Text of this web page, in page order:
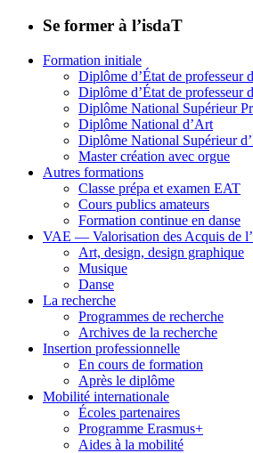
Se former à l’isdaT
Formation initiale
Diplôme d’État de professeur
Diplôme d’État de professeur
Diplôme National Supérieur
Diplôme National d’Art
Diplôme National Supérieur
Master création avec orgue
Autres formations
Classe prépa et examen EAT
Cours publics amateurs
Formation continue en danse
VAE — Valorisation des Acquis de
Art, design, design graphique
Musique
Danse
La recherche
Programmes de recherche
Archives de la recherche
Insertion professionnelle
En cours de formation
Après le diplôme
Mobilité internationale
Écoles partenaires
Programme Erasmus+
Aides à la mobilité